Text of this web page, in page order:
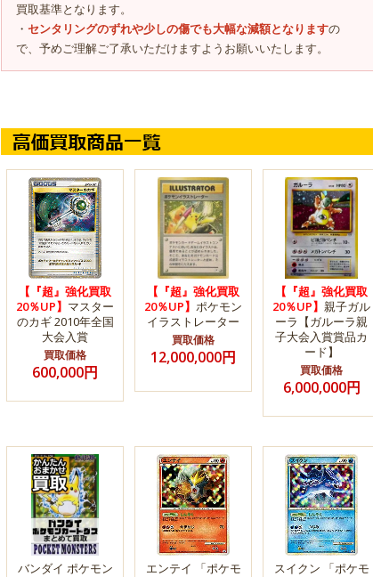
買取基準となります。
・ センタリングのずれや少しの傷でも大幅な減額となりますの
で、予めご理解ご了承いただけますようお願いいたします。
【『超』強化買取
20％UP】 マスター
のカギ 2010年全国
大会入賞
買取価格
600,000円
【『超』強化買取
20％UP】 ポケモン
イラストレーター
買取価格
12,000,000円
【『超』強化買取
20％UP】 親子ガル
ーラ【ガルーラ親
子大会入賞賞品カ
ード】
買取価格
6,000,000円
バンダイ ポケモン
エンテイ 「ポケモ
スイクン 「ポケモ